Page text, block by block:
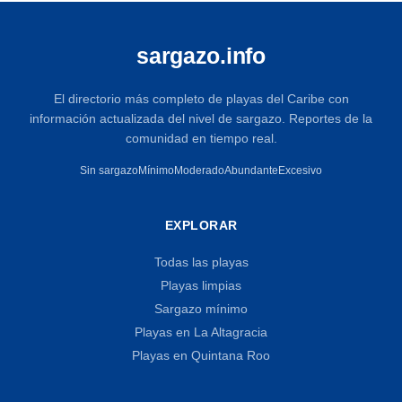
sargazo.info
El directorio más completo de playas del Caribe con
información actualizada del nivel de sargazo. Reportes de la
comunidad en tiempo real.
Sin sargazoMínimoModeradoAbundanteExcesivo
EXPLORAR
Todas las playas
Playas limpias
Sargazo mínimo
Playas en La Altagracia
Playas en Quintana Roo